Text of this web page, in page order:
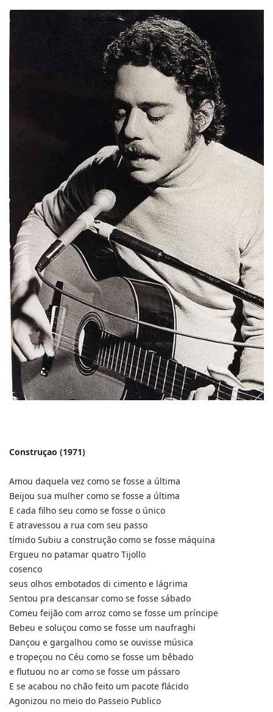
Construçao (1971)
Amou daquela vez como se fosse a última
Beijou sua mulher como se fosse a última
E cada filho seu como se fosse o único
E atravessou a rua com seu passo
tímido Subiu a construção como se fosse máquina
Ergueu no patamar quatro Tijollo
cosenco
seus olhos embotados di cimento e lágrima
Sentou pra descansar como se fosse sábado
Comeu feijão com arroz como se fosse um príncipe
Bebeu e soluçou como se fosse um naufraghi
Dançou e gargalhou como se ouvisse música
e tropeçou no Céu como se fosse um bêbado
e flutuou no ar como se fosse um pássaro
E se acabou no chão feito um pacote flácido
Agonizou no meio do Passeio Publico